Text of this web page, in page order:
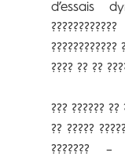
d’essais
????????????
???? ?? ??
??? ?????? ??
?? ?????
??????? –